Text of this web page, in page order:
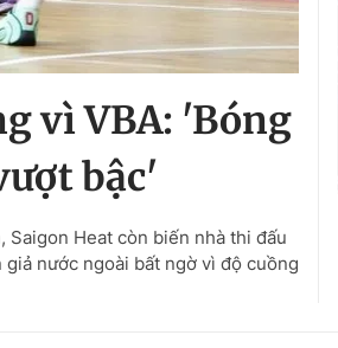
vì VBA: 'Bóng
bậc'
Heat còn biến nhà thi đấu
nước ngoài bất ngờ vì độ cuồng